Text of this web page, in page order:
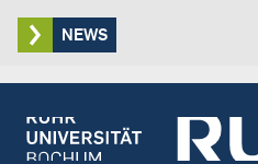
NEWS